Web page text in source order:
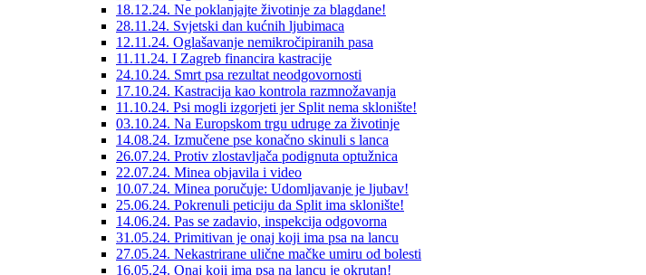
18.12.24. Ne poklanjajte životinje za blagdane!
28.11.24. Svjetski dan kućnih ljubimaca
12.11.24. Oglašavanje nemikročipiranih pasa
11.11.24. I Zagreb financira kastracije
24.10.24. Smrt psa rezultat neodgovornosti
17.10.24. Kastracija kao kontrola razmnožavanja
11.10.24. Psi mogli izgorjeti jer Split nema sklonište!
03.10.24. Na Europskom trgu udruge za životinje
14.08.24. Izmučene pse konačno skinuli s lanca
26.07.24. Protiv zlostavljača podignuta optužnica
22.07.24. Minea objavila i video
10.07.24. Minea poručuje: Udomljavanje je ljubav!
25.06.24. Pokrenuli peticiju da Split ima sklonište!
14.06.24. Pas se zadavio, inspekcija odgovorna
31.05.24. Primitivan je onaj koji ima psa na lancu
27.05.24. Nekastrirane ulične mačke umiru od bolesti
16.05.24. Onaj koji ima psa na lancu je okrutan!